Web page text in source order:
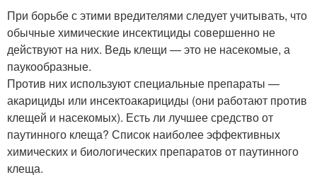
При борьбе с этими вредителями следует учитывать, что
обычные химические инсектициды совершенно не
действуют на них. Ведь клещи — это не насекомые, а
паукообразные.
Против них используют специальные препараты —
акарициды или инсектоакарициды (они работают против
клещей и насекомых). Есть ли лучшее средство от
паутинного клеща? Список наиболее эффективных
химических и биологических препаратов от паутинного
клеща.